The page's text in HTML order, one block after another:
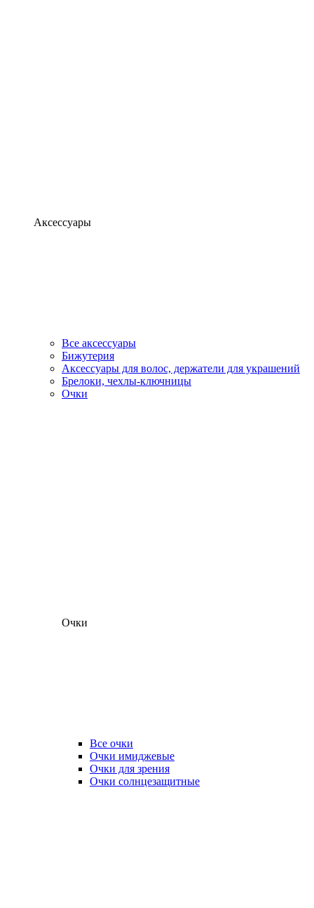
Аксессуары
Все аксессуары
Бижутерия
Аксессуары для волос, держатели для украшений
Брелоки, чехлы-ключницы
Очки
Очки
Все очки
Очки имиджевые
Очки для зрения
Очки солнцезащитные